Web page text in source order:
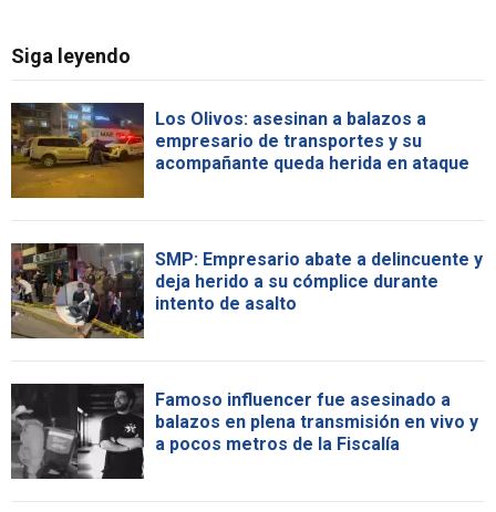
Siga leyendo
Los Olivos: asesinan a balazos a
empresario de transportes y su
acompañante queda herida en ataque
SMP: Empresario abate a delincuente y
deja herido a su cómplice durante
intento de asalto
Famoso influencer fue asesinado a
balazos en plena transmisión en vivo y
a pocos metros de la Fiscalía